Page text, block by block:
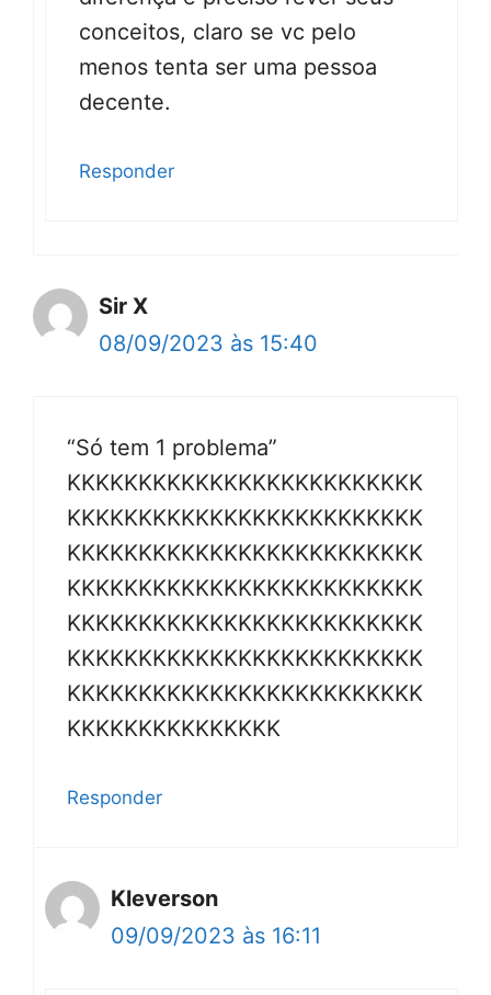
conceitos, claro se vc pelo
menos tenta ser uma pessoa
decente.
Responder
Sir X
08/09/2023 às 15:40
“Só tem 1 problema”
KKKKKKKKKKKKKKKKKKKKKKKKK
KKKKKKKKKKKKKKKKKKKKKKKKK
KKKKKKKKKKKKKKKKKKKKKKKKK
KKKKKKKKKKKKKKKKKKKKKKKKK
KKKKKKKKKKKKKKKKKKKKKKKKK
KKKKKKKKKKKKKKKKKKKKKKKKK
KKKKKKKKKKKKKKKKKKKKKKKKK
KKKKKKKKKKKKKKK
Responder
Kleverson
09/09/2023 às 16:11